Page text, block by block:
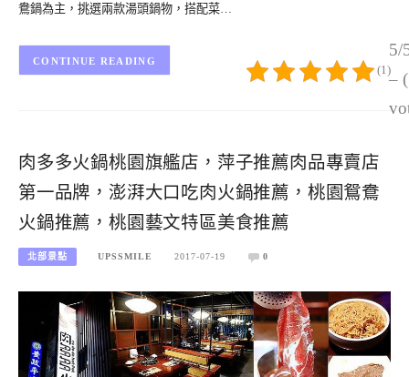
鴦鍋為主，挑選兩款湯頭鍋物，搭配菜…
5/
–
(1)
CONTINUE READING
肉多多火鍋桃園旗艦店，萍子推薦肉品專賣店
第一品牌，澎湃大口吃肉火鍋推薦，桃園鴛鴦
火鍋推薦，桃園藝文特區美食推薦
北部景點 UPSSMILE 2017-07-19 0